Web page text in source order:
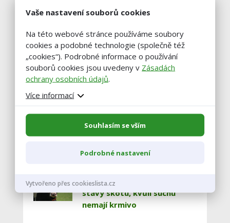
foto: http://www.ploegint.nl/dairy-
cattle/transport/
Podobné články
Zemědělci na jihu Čech snižují
stavy skotu, kvůli suchu
nemají krmivo
Vaše nastavení souborů cookies
Na této webové stránce používáme soubory
cookies a podobné technologie (společně též
„cookies“). Podrobné informace o používání
souborů cookies jsou uvedeny v Zásadách
ochrany osobních údajů.
Více informací
Souhlasím se vším
Podrobné nastavení
Vytvořeno přes cookieslista.cz